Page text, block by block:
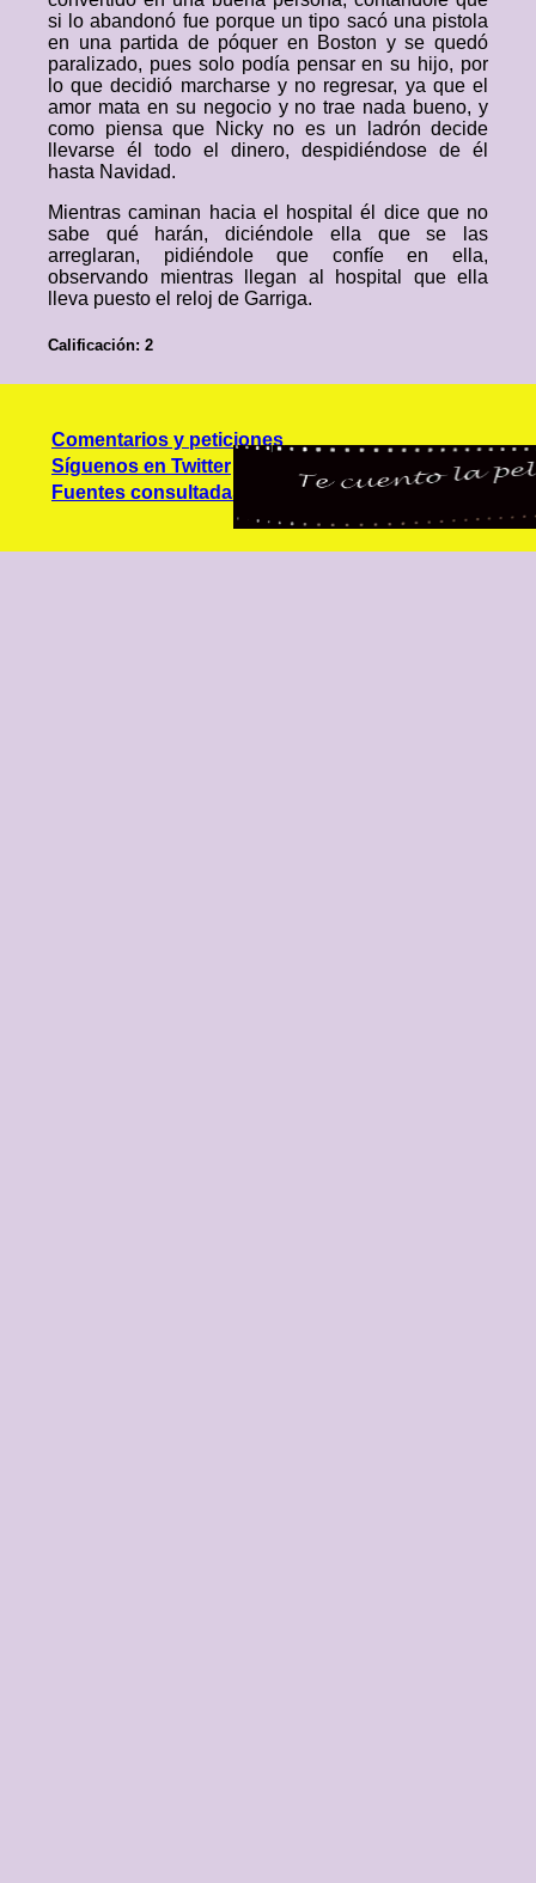
si lo abandonó fue porque un tipo sacó una pistola
en una partida de póquer en Boston y se quedó
paralizado, pues solo podía pensar en su hijo, por
lo que decidió marcharse y no regresar, ya que el
amor mata en su negocio y no trae nada bueno, y
como piensa que Nicky no es un ladrón decide
llevarse él todo el dinero, despidiéndose de él
hasta Navidad.
Mientras caminan hacia el hospital él dice que no
sabe qué harán, diciéndole ella que se las
arreglaran, pidiéndole que confíe en ella,
observando mientras llegan al hospital que ella
lleva puesto el reloj de Garriga.
Calificación: 2
Comentarios y peticiones
Síguenos en Twitter
Fuentes consultadas